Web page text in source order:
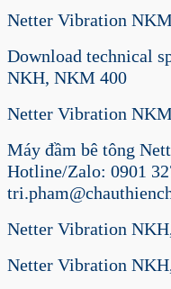
Netter Vibration
Download technical
NKH, NKM 400
Netter Vibration
Máy đầm bê tông
Hotline/Zalo: 0901
Netter Vibration
Netter Vibration